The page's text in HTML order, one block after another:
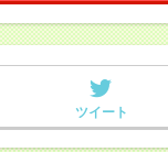
ツイート